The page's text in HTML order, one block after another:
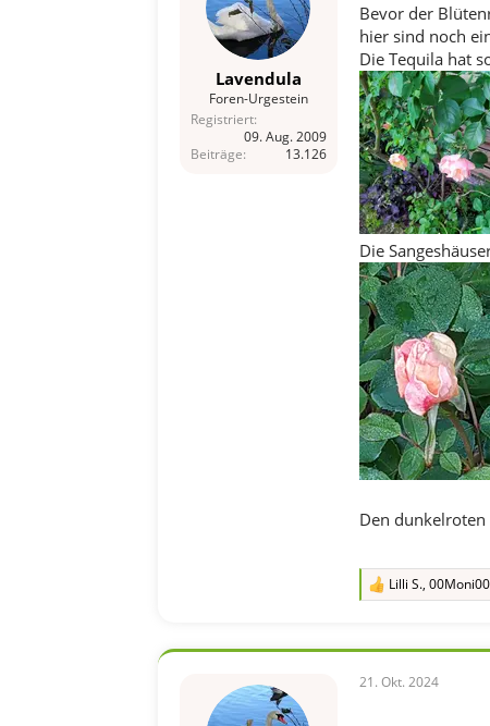
Lavendula
Foren-Urgestein
Registriert
09. Aug. 2009
Beiträge
13.126
Bevor der
hier sind noch
Die Tequila hat
Die
Den dunkelroten
R
i
Lilli S., 00Moni00
21. Okt. 2024